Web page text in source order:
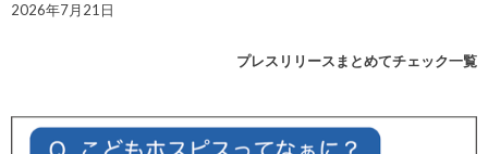
2026年7月21日
プレスリリースまとめてチェック一覧